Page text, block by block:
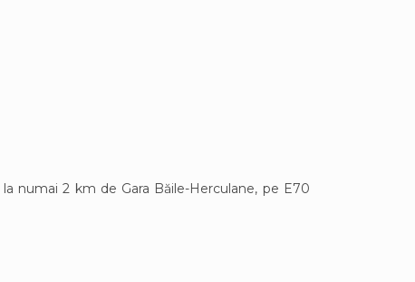
la numai 2 km de Gara Băile-Herculane, pe E70